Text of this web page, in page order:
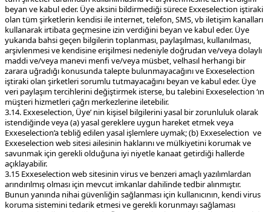
beyan ve kabul eder. Üye aksini bildirmediği sürece Exxeselection iştiraki
olan tüm şirketlerin kendisi ile internet, telefon, SMS, vb iletişim kanalları
kullanarak irtibata geçmesine izin verdiğini beyan ve kabul eder. Üye
yukarıda bahsi geçen bilgilerin toplanması, paylaşılması, kullanılması,
arşivlenmesi ve kendisine erişilmesi nedeniyle doğrudan ve/veya dolaylı
maddi ve/veya manevi menfi ve/veya müsbet, velhasıl herhangi bir
zarara uğradığı konusunda talepte bulunmayacağını ve Exxeselection
iştiraki olan şirketleri sorumlu tutmayacağını beyan ve kabul eder. Üye
veri paylaşım tercihlerini değiştirmek isterse, bu talebini Exxeselection ‘ın
müşteri hizmetleri çağrı merkezlerine iletebilir.
3.14. Exxeselection, Üye’ nin kişisel bilgilerini yasal bir zorunluluk olarak
istendiğinde veya (a) yasal gereklere uygun hareket etmek veya
Exxeselection’a tebliğ edilen yasal işlemlere uymak; (b) Exxeselection ve
Exxeselection web sitesi ailesinin haklarını ve mülkiyetini korumak ve
savunmak için gerekli olduğuna iyi niyetle kanaat getirdiği hallerde
açıklayabilir.
3.15 Exxeselection web sitesinin virus ve benzeri amaçlı yazılımlardan
arındırılmış olması için mevcut imkanlar dahilinde tedbir alınmıştır.
Bunun yanında nihai güvenliğin sağlanması için kullanıcının, kendi virus
koruma sistemini tedarik etmesi ve gerekli korunmayı sağlaması